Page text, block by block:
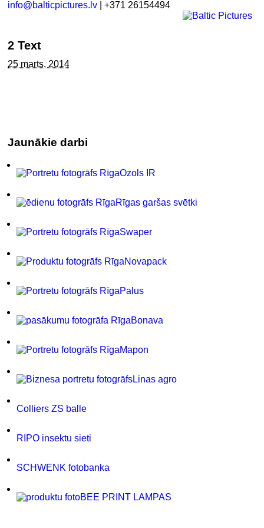
info@balticpictures.lv | +371 26154494
2 Text
25 marts, 2014
Jaunākie darbi
Ozols IR
Rīgas garšas svētki
Swaper
Novapack
Palus
Bonava
Mapon
Linas agro
Colliers ZS balle
RIPO insektu sieti
SCHWENK fotobanka
BEE PRINT LAMPAS